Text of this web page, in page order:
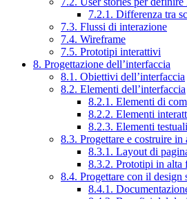
7.2.1. Differenza tra
7.3. Flussi di interazione
7.4. Wireframe
7.5. Prototipi interattivi
8. Progettazione dell’interfaccia
8.1. Obiettivi dell’interfaccia
8.2. Elementi dell’interfaccia
8.2.1. Elementi di
8.2.2. Elementi
8.2.3. Elementi
8.3. Progettare e costruire in
8.3.1. Layout di
8.3.2. Prototipi in alta
8.4. Progettare con il design
8.4.1.